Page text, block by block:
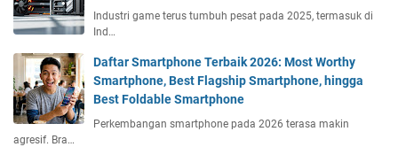
Industri game terus tumbuh pesat pada 2025, termasuk di
Ind…
Daftar Smartphone Terbaik 2026: Most Worthy
Smartphone, Best Flagship Smartphone, hingga
Best Foldable Smartphone
Perkembangan smartphone pada 2026 terasa makin
agresif. Bra…